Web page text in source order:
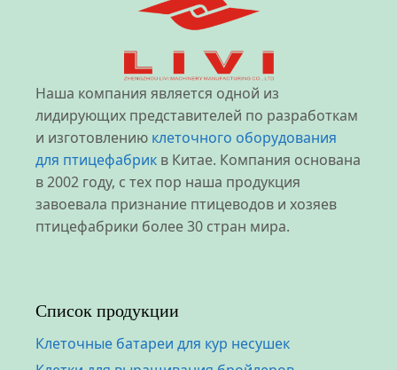
Наша компания является одной из
лидирующих представителей по разработкам
и изготовлению клеточного оборудования
для птицефабрик в Китае. Компания основана
в 2002 году, с тех пор наша продукция
завоевала признание птицеводов и хозяев
птицефабрики более 30 стран мира.
Список продукции
Клеточные батареи для кур несушек